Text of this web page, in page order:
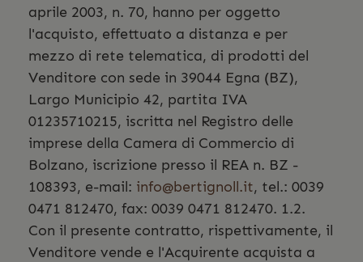
aprile 2003, n. 70, hanno per oggetto
l'acquisto, effettuato a distanza e per
mezzo di rete telematica, di prodotti del
Venditore con sede in 39044 Egna (BZ),
Largo Municipio 42, partita IVA
01235710215, iscritta nel Registro delle
imprese della Camera di Commercio di
Bolzano, iscrizione presso il REA n. BZ -
108393, e-mail: info@bertignoll.it, tel.: 0039
0471 812470, fax: 0039 0471 812470. 1.2.
Con il presente contratto, rispettivamente, il
Venditore vende e l'Acquirente acquista a